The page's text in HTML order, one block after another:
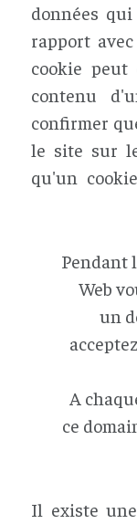
données
rapport
cookie
contenu
confirmer
le site sur
qu'un
•
Web
un
• A
ce
Il existe